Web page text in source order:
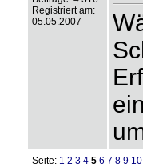
Registriert am:
05.05.2007
Seite: 1 2 3 4 5 6 7 8 9 10